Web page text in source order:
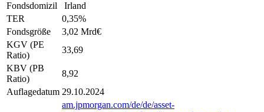
Fondsdomizil
Irland
TER
0,35%
Fondsgröße
3,02 Mrd€
KGV (PE
Ratio)
33,69
KBV (PB
Ratio)
8,92
Auflagedatum 29.10.2024
am.jpmorgan.com/de/de/asset-